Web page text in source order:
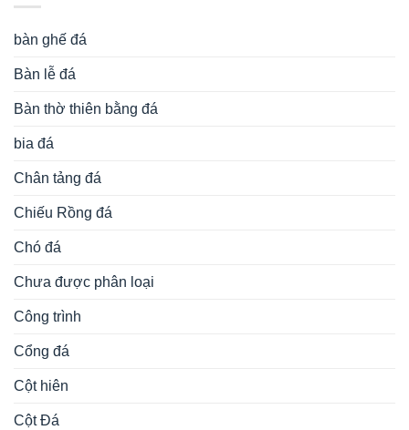
bàn ghế đá
Bàn lễ đá
Bàn thờ thiên bằng đá
bia đá
Chân tảng đá
Chiếu Rồng đá
Chó đá
Chưa được phân loại
Công trình
Cổng đá
Cột hiên
Cột Đá